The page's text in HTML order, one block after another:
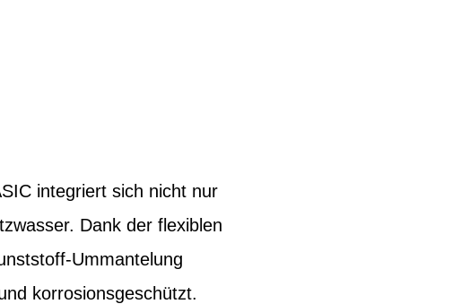
integriert sich nicht nur
Dank der flexiblen
Ummantelung
korrosionsgeschützt.